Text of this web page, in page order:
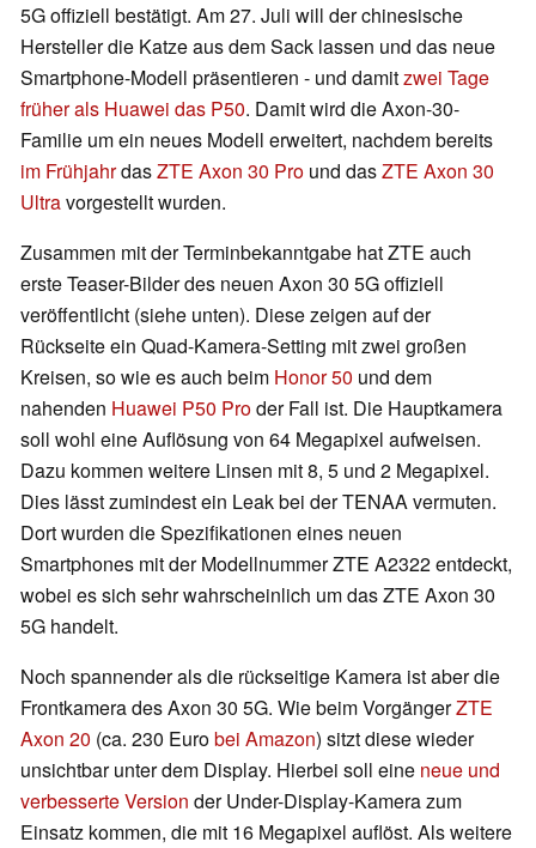
5G offiziell bestätigt. Am 27. Juli will der chinesische
Hersteller die Katze aus dem Sack lassen und das neue
Smartphone-Modell präsentieren - und damitzwei Tage
früher als Huawei das P50. Damit wird die Axon-30-
Familie um ein neues Modell erweitert, nachdem bereits
im FrühjahrdasZTE Axon 30 Pro und dasZTE Axon 30
Ultravorgestellt wurden.
Zusammen mit der Terminbekanntgabe hat ZTE auch
erste Teaser-Bilder des neuen Axon 30 5G offiziell
veröffentlicht (siehe unten). Diese zeigen auf der
Rückseite ein Quad-Kamera-Setting mit zwei großen
Kreisen, so wie es auch beim Honor 50 und dem
nahenden Huawei P50 Proder Fall ist. Die Hauptkamera
soll wohl eine Auflösung von 64 Megapixel aufweisen.
Dazu kommen weitere Linsen mit 8, 5 und 2 Megapixel.
Dies lässt zumindest ein Leak bei der TENAA vermuten.
Dort wurden die Spezifikationen eines neuen
Smartphones mit der Modellnummer ZTE A2322 entdeckt,
wobei es sich sehr wahrscheinlich um das ZTE Axon 30
5G handelt.
Noch spannender als die rückseitige Kamera ist aber die
Frontkamera des Axon 30 5G. Wie beim VorgängerZTE
Axon 20 (ca. 230 Eurobei Amazon) sitzt diese wieder
unsichtbar unter dem Display. Hierbei soll eine neue und
verbesserte Version der Under-Display-Kamera zum
Einsatz kommen, die mit 16 Megapixel auflöst. Als weitere